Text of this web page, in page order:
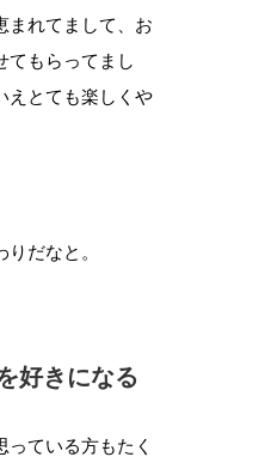
まれてまして、お
てもらってまし
えとても楽しくや
だなと。
好きになる
ている方もたく